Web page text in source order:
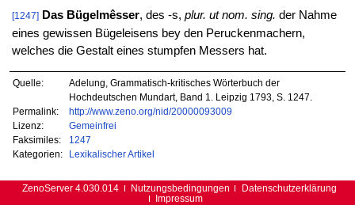
[1247] Das Bügelmêsser, des -s, plur. ut nom. sing. der Nahme
eines gewissen Bügeleisens bey den Peruckenmachern,
welches die Gestalt eines stumpfen Messers hat.
Quelle:
Adelung, Grammatisch-kritisches Wörterbuch der
Hochdeutschen Mundart, Band 1. Leipzig 1793, S. 1247.
Permalink:
http://www.zeno.org/nid/20000093009
Lizenz:
Gemeinfrei
Faksimiles:
1247
Kategorien:
Lexikalischer Artikel
ZenoServer 4.030.014 Nutzungsbedingungen
Datenschutzerklärung
Impressum